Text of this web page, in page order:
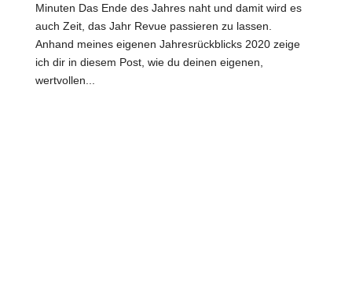
Minuten Das Ende des Jahres naht und damit wird es
auch Zeit, das Jahr Revue passieren zu lassen.
Anhand meines eigenen Jahresrückblicks 2020 zeige
ich dir in diesem Post, wie du deinen eigenen,
wertvollen...